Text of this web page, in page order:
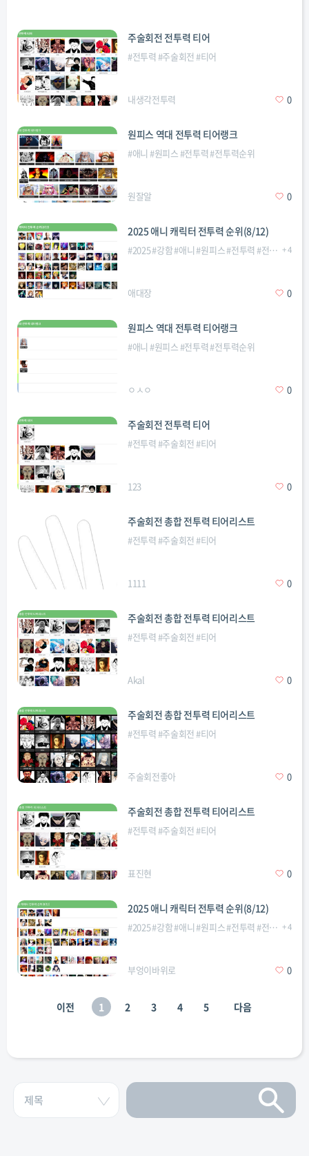
주술회전 전투력 티어
#전투력 #주술회전 #티어
내생각전투력 0
원피스 역대 전투력 티어랭크
#애니 #원피스#전투력#전투력순위
원잘알 0
2025 애니 캐릭터 전투력 순위(8/12)
#2025#강함#애니#원피스#전투력 #전투력순위 +4
애대장 0
원피스 역대 전투력 티어랭크
#애니 #원피스#전투력#전투력순위
ㅇㅅㅇ 0
주술회전 전투력 티어
#전투력 #주술회전 #티어
123 0
주술회전 총합 전투력 티어리스트
#전투력 #주술회전 #티어
1111 0
주술회전 총합 전투력 티어리스트
#전투력 #주술회전 #티어
Akal 0
주술회전 총합 전투력 티어리스트
#전투력 #주술회전 #티어
주술회전좋아 0
주술회전 총합 전투력 티어리스트
#전투력 #주술회전 #티어
표진현 0
2025 애니 캐릭터 전투력 순위(8/12)
#2025#강함#애니#원피스#전투력 #전투력순위 +4
부엉이바위로 0
이전 1 2 3 4 5 다음